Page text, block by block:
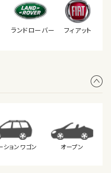
ランドローバー フィアット
ション ワゴン オープン